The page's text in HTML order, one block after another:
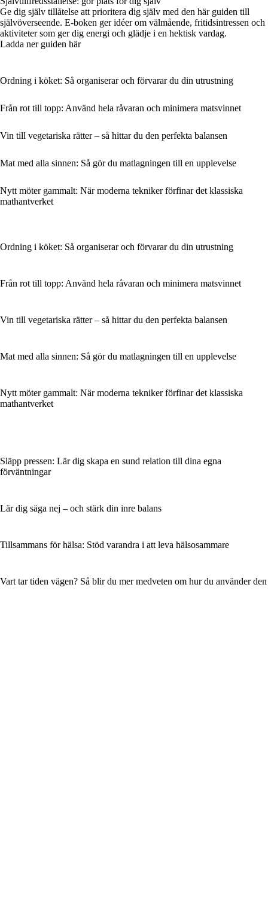
Ge dig själv tillåtelse att prioritera dig själv med den här guiden till
självöverseende. E-boken ger idéer om välmående, fritidsintressen och
aktiviteter som ger dig energi och glädje i en hektisk vardag.
Ladda ner guiden här
Ordning i köket: Så organiserar och förvarar du din utrustning
Från rot till topp: Använd hela råvaran och minimera matsvinnet
Vin till vegetariska rätter – så hittar du den perfekta balansen
Mat med alla sinnen: Så gör du matlagningen till en upplevelse
Nytt möter gammalt: När moderna tekniker förfinar det klassiska
mathantverket
Ordning i köket: Så organiserar och förvarar du din utrustning
Från rot till topp: Använd hela råvaran och minimera matsvinnet
Vin till vegetariska rätter – så hittar du den perfekta balansen
Mat med alla sinnen: Så gör du matlagningen till en upplevelse
Nytt möter gammalt: När moderna tekniker förfinar det klassiska
mathantverket
Släpp pressen: Lär dig skapa en sund relation till dina egna
förväntningar
Lär dig säga nej – och stärk din inre balans
Tillsammans för hälsa: Stöd varandra i att leva hälsosammare
Vart tar tiden vägen? Så blir du mer medveten om hur du använder den